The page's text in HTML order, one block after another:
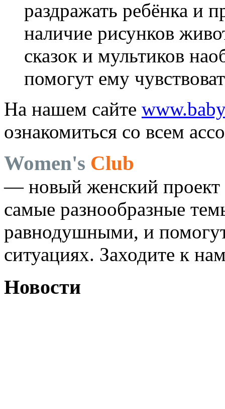
раздражать ребёнка и
наличие рисунков
сказок и мультиков
помогут ему
На нашем сайте
ознакомиться со всем
Women's Club
— новый женский проект
самые разнообразные
равнодушными, и
ситуациях. Заходите к
Новости